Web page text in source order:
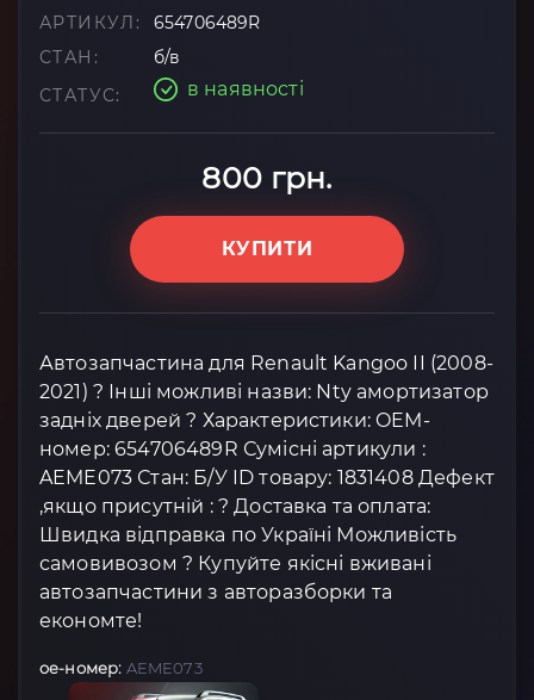
АРТИКУЛ:
654706489R
СТАН:
б/в
СТАТУС:
в наявності
800 грн.
КУПИТИ
Автозапчастина для Renault Kangoo II (2008-
2021) ? Інші можливі назви: Nty амортизатор
задніх дверей ? Характеристики: OEM-
номер: 654706489R Сумісні артикули :
AEME073 Стан: Б/У ID товару: 1831408 Дефект
,якщо присутній : ? Доставка та оплата:
Швидка відправка по Україні Можливість
самовивозом ? Купуйте якісні вживані
автозапчастини з авторазборки та
економте!
oe-номер: AEME073